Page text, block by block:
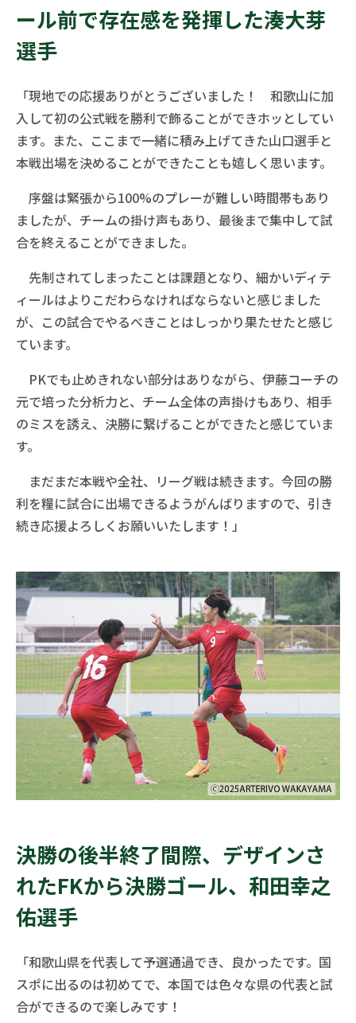
ール前で存在感を発揮した湊大芽
選手
「現地での応援ありがとうございました！ 和歌山に加
入して初の公式戦を勝利で飾ることができホッとしてい
ます。また、ここまで一緒に積み上げてきた山口選手と
本戦出場を決めることができたことも嬉しく思います。
序盤は緊張から100%のプレーが難しい時間帯もあり
ましたが、チームの掛け声もあり、最後まで集中して試
合を終えることができました。
先制されてしまったことは課題となり、細かいディテ
ィールはよりこだわらなければならないと感じました
が、この試合でやるべきことはしっかり果たせたと感じ
ています。
PKでも止めきれない部分はありながら、伊藤コーチの
元で培った分析力と、チーム全体の声掛けもあり、相手
のミスを誘え、決勝に繋げることができたと感じていま
す。
まだまだ本戦や全社、リーグ戦は続きます。今回の勝
利を糧に試合に出場できるようがんばりますので、引き
続き応援よろしくお願いいたします！」
決勝の後半終了間際、デザインさ
れたFKから決勝ゴール、和田幸之
佑選手
「和歌山県を代表して予選通過でき、良かったです。国
スポに出るのは初めてで、本国では色々な県の代表と試
合ができるので楽しみです！